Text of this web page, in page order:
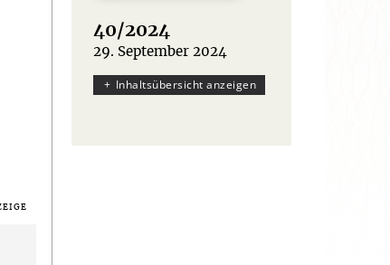
40/2024
:
29. September 2024
Inhaltsübersicht anzeigen